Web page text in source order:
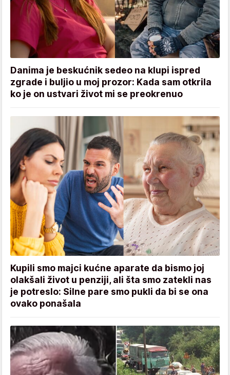
Danima je beskućnik sedeo na klupi ispred
zgrade i buljio u moj prozor: Kada sam otkrila
ko je on ustvari život mi se preokrenuo
Kupili smo majci kućne aparate da bismo joj
olakšali život u penziji, ali šta smo zatekli nas
je potreslo: Silne pare smo pukli da bi se ona
ovako ponašala